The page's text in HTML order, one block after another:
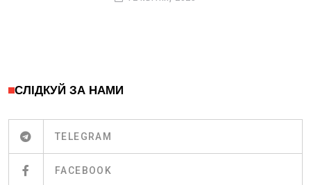
СЛІДКУЙ ЗА НАМИ
TELEGRAM
FACEBOOK